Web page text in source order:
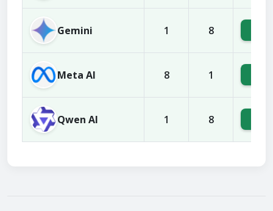
Gemini 1 8
Meta AI 8 1
Qwen AI 1 8